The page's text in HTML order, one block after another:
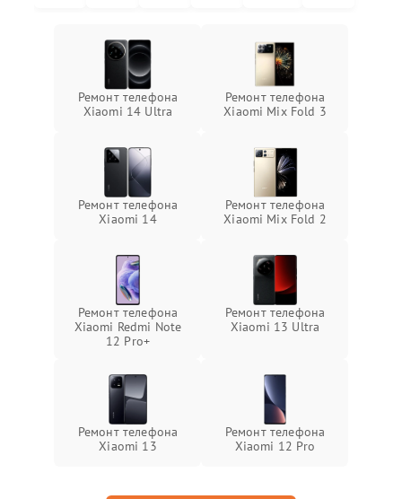
Ремонт телефона
Xiaomi 14 Ultra
Ремонт телефона
Xiaomi Mix Fold 3
Ремонт телефона
Xiaomi 14
Ремонт телефона
Xiaomi Mix Fold 2
Ремонт телефона
Xiaomi Redmi Note
12 Pro+
Ремонт телефона
Xiaomi 13 Ultra
Ремонт телефона
Xiaomi 13
Ремонт телефона
Xiaomi 12 Pro